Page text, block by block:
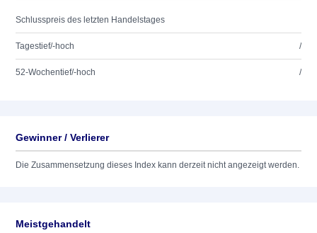
Schlusspreis des letzten Handelstages
Tagestief/-hoch /
52-Wochentief/-hoch /
Gewinner / Verlierer
Die Zusammensetzung dieses Index kann derzeit nicht angezeigt werden.
Meistgehandelt